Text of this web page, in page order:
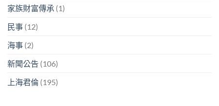
家族財富傳承 (1)
民事 (12)
海事 (2)
新聞公告 (106)
上海君倫 (195)